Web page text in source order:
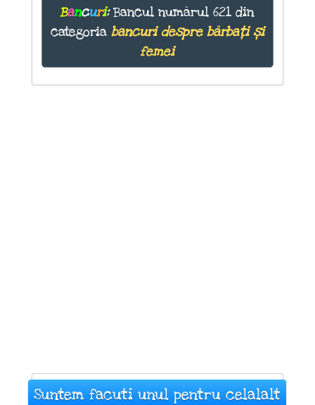
Bancuri:Bancul numărul 621 din
categoria bancuri despre bărbați și
femei
Suntem facuti unul pentru celalalt